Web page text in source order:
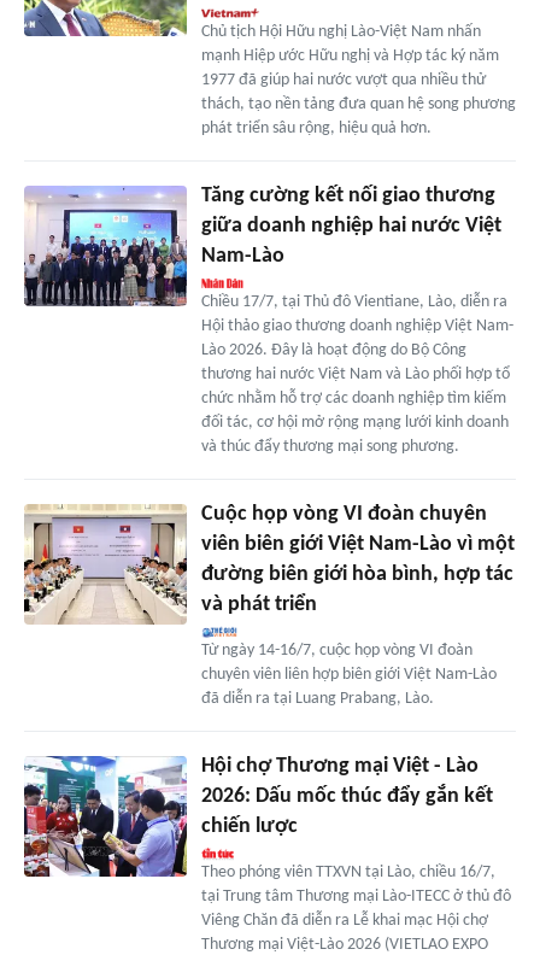
Chủ tịch Hội Hữu nghị Lào-Việt Nam nhấn
mạnh Hiệp ước Hữu nghị và Hợp tác ký năm
1977 đã giúp hai nước vượt qua nhiều thử
thách, tạo nền tảng đưa quan hệ song phương
phát triển sâu rộng, hiệu quả hơn.
Tăng cường kết nối giao thương
giữa doanh nghiệp hai nước Việt
Nam-Lào
Chiều 17/7, tại Thủ đô Vientiane, Lào, diễn ra
Hội thảo giao thương doanh nghiệp Việt Nam-
Lào 2026. Đây là hoạt động do Bộ Công
thương hai nước Việt Nam và Lào phối hợp tổ
chức nhằm hỗ trợ các doanh nghiệp tìm kiếm
đối tác, cơ hội mở rộng mạng lưới kinh doanh
và thúc đẩy thương mại song phương.
Cuộc họp vòng VI đoàn chuyên
viên biên giới Việt Nam-Lào vì một
đường biên giới hòa bình, hợp tác
và phát triển
Từ ngày 14-16/7, cuộc họp vòng VI đoàn
chuyên viên liên hợp biên giới Việt Nam-Lào
đã diễn ra tại Luang Prabang, Lào.
Hội chợ Thương mại Việt - Lào
2026: Dấu mốc thúc đẩy gắn kết
chiến lược
Theo phóng viên TTXVN tại Lào, chiều 16/7,
tại Trung tâm Thương mại Lào-ITECC ở thủ đô
Viêng Chăn đã diễn ra Lễ khai mạc Hội chợ
Thương mại Việt-Lào 2026 (VIETLAO EXPO